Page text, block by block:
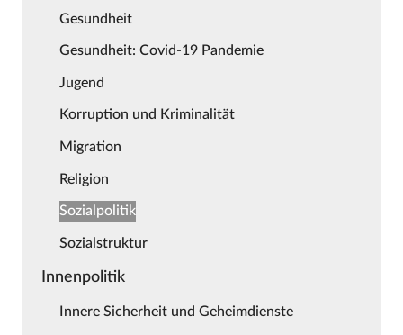
Gesundheit
Gesundheit: Covid-19 Pandemie
Jugend
Korruption und Kriminalität
Migration
Religion
Sozialpolitik
Sozialstruktur
Innenpolitik
Innere Sicherheit und Geheimdienste